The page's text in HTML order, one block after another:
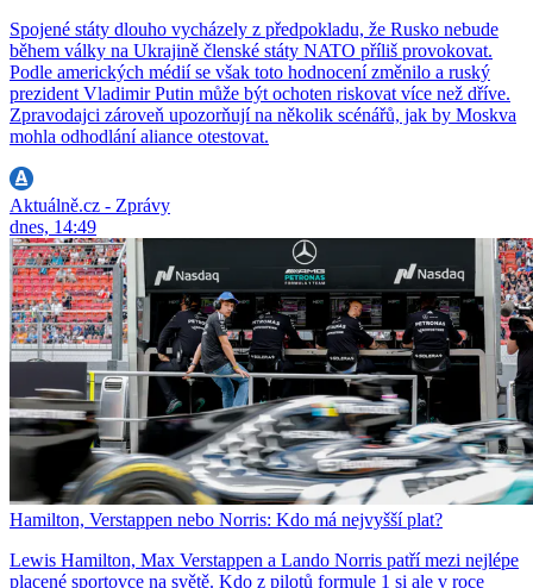
Spojené státy dlouho vycházely z předpokladu, že Rusko nebude
během války na Ukrajině členské státy NATO příliš provokovat.
Podle amerických médií se však toto hodnocení změnilo a ruský
prezident Vladimir Putin může být ochoten riskovat více než dříve.
Zpravodajci zároveň upozorňují na několik scénářů, jak by Moskva
mohla odhodlání aliance otestovat.
Aktuálně.cz - Zprávy
dnes, 14:49
Hamilton, Verstappen nebo Norris: Kdo má nejvyšší plat?
Lewis Hamilton, Max Verstappen a Lando Norris patří mezi nejlépe
placené sportovce na světě. Kdo z pilotů formule 1 si ale v roce